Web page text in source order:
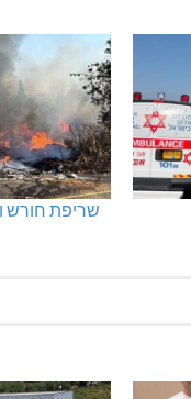
שריפת חורש